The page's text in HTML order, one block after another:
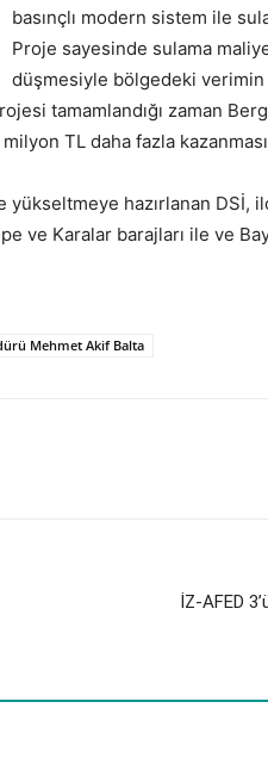
basınçlı modern sistem ile
Proje sayesinde sulama
düşmesiyle bölgedeki verimin
tamamlandığı zaman
TL daha fazla
yükseltmeye hazırlanan DSİ,
ve Karalar barajları ile ve
Mehmet Akif Balta
İZ-AFED